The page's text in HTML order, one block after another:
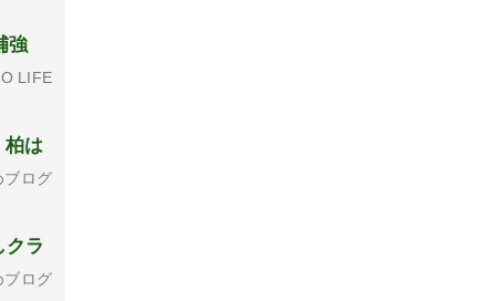
強
LIFE
柏は
ログ
クラ
ログ